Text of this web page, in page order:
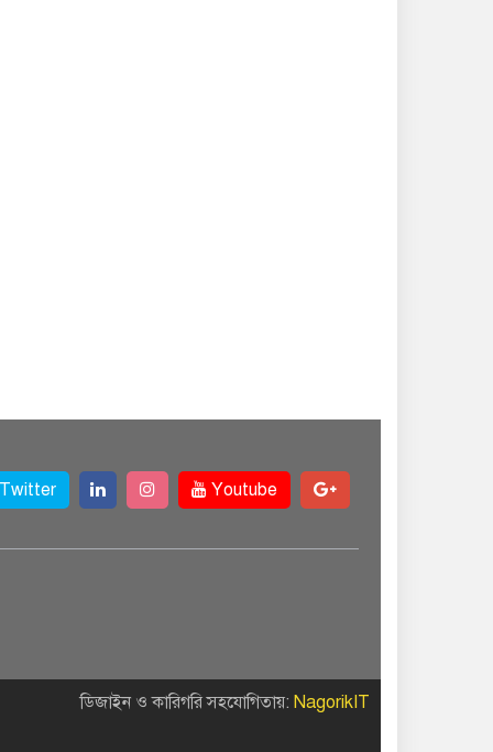
Twitter Youtube
ডিজাইন ও কারিগরি সহযোগিতায়: NagorikIT